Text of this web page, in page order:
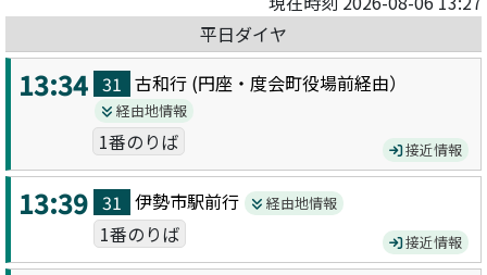
平日ダイヤ
13:34 31 古和行 (円座・度会町役場前経由）
経由地情報
1番のりば 接近情報
13:39 31 伊勢市駅前行 経由地情報
1番のりば 接近情報